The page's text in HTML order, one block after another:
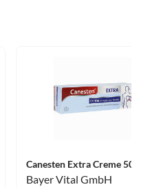
Canesten Extra Creme 50 g
Bayer Vital GmbH